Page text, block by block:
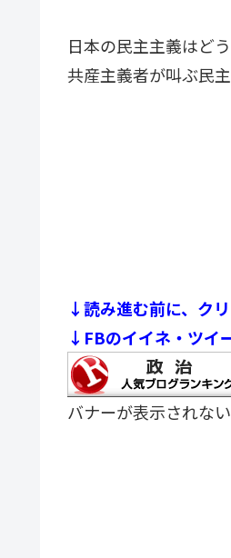
日本の民主主義はど
共産主義者が叫ぶ民
↓読み進む前に、ク
↓FBのイイネ・ツイ
バナーが表示されない